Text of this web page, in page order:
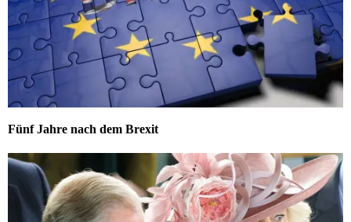
Fünf Jahre nach dem Brexit